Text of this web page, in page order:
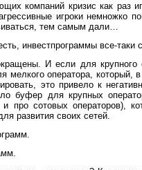
компаний кризис как раз
игроки немножко
тем самым дали…
инвестпрограммы все-таки
И если для крупного
мелкого оператора, который,
это привело к
буфер для крупных
и про сотовых операторов),
развития своих сетей.